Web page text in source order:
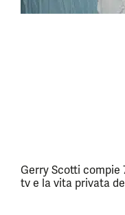
Gerry Scotti compie
tv e la vita privata